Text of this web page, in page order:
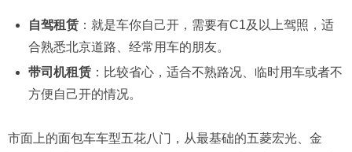
自驾租赁：就是车你自己开，需要有C1及以上驾照，适
合熟悉北京道路、经常用车的朋友。
带司机租赁：比较省心，适合不熟路况、临时用车或者不
方便自己开的情况。
市面上的面包车车型五花八门，从最基础的五菱宏光、金